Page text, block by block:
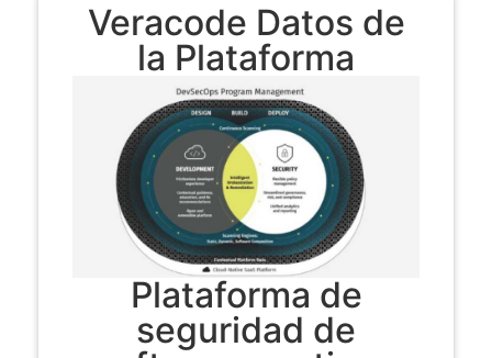
Veracode Datos de
la Plataforma
Plataforma de
seguridad de